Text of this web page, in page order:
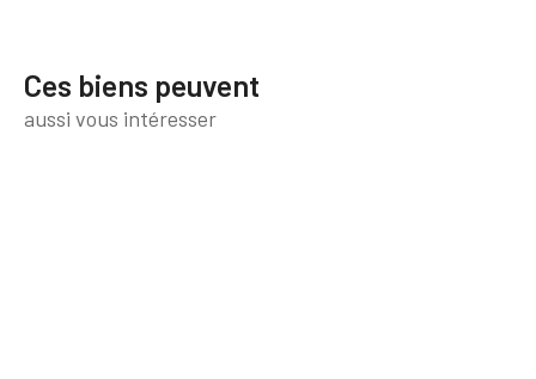
Ces biens peuvent
aussi vous intéresser